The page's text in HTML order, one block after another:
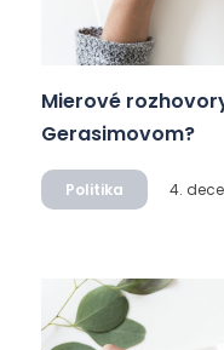
Mierové
Gerasimovom?
Politika 4.